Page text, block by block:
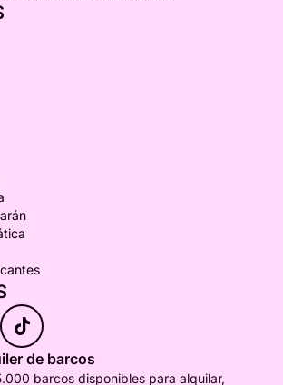
de barcos
barcos disponibles para alquilar,